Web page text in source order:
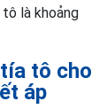
là khoảng
tô cho
áp